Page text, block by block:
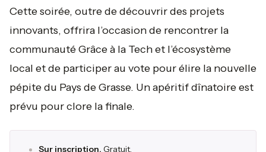
Cette soirée, outre de découvrir des projets
innovants, offrira l’occasion de rencontrer la
communauté Grâce à la Tech et l’écosystème
local et de participer au vote pour élire la nouvelle
pépite du Pays de Grasse. Un apéritif dînatoire est
prévu pour clore la finale.
Sur inscription. Gratuit.